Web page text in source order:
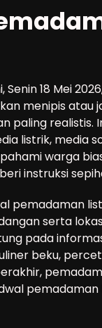
18 Mei
menipis
paling realistis.
listrik, media
warga
instruksi
pemadaman
serta
pada
beku,